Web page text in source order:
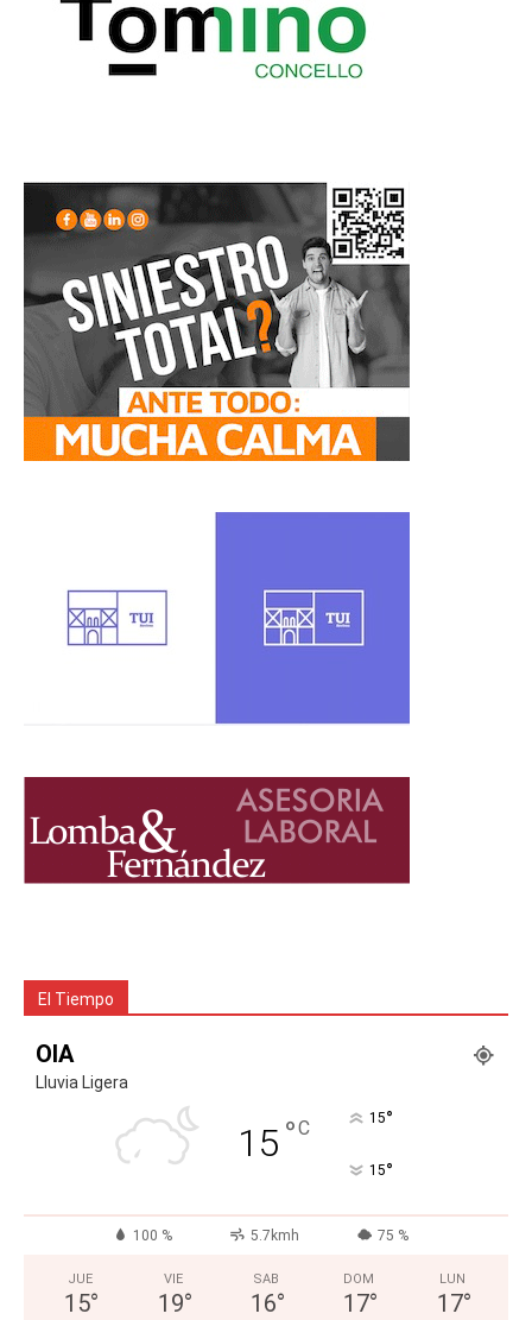
El Tiempo
OIA
Lluvia Ligera
15 °C 15°
15°
100 % 5.7kmh 75 %
JUE
15°
VIE
19°
SAB
16°
DOM
17°
LUN
17°